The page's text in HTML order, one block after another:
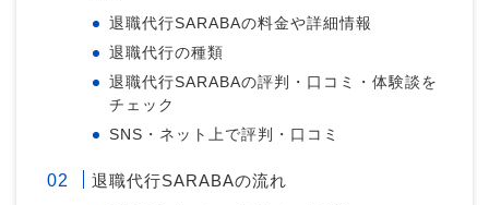
退職代行SARABAの料金や詳細情報
退職代行の種類
退職代行SARABAの評判・口コミ・体験談を
チェック
SNS・ネット上で評判・口コミ
退職代行SARABAの流れ